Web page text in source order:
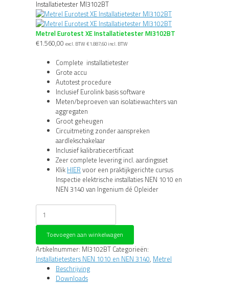
Installatietester MI3102BT
Metrel Eurotest XE Installatietester MI3102BT
€1.560,00 excl. BTW €1.887,60 incl. BTW
Complete installatietester
Grote accu
Autotest procedure
Inclusief Eurolink basis software
Meten/beproeven van isolatiewachters van
aggregaten
Groot geheugen
Circuitmeting zonder aanspreken
aardlekschakelaar
Inclusief kalibratiecertificaat
Zeer complete levering incl. aardingsset
Klik HIER voor een praktijkgerichte cursus
Inspectie elektrische installaties NEN 1010 en
NEN 3140 van Ingenium dé Opleider
Metrel
Eurotest
XE
Installatietester
MI3102BT
aantal
Toevoegen aan winkelwagen
Artikelnummer: MI3102BT Categorieën:
Installatietesters NEN 1010 en NEN 3140, Metrel
Beschrijving
Downloads